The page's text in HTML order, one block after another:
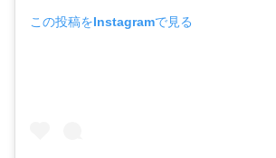
この投稿をInstagramで見る